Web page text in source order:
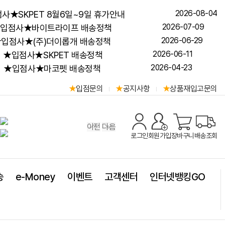
★SKPET 8월6일~9일 휴가안내 2026-08-04
점사★바이트라이프 배송정책 2026-07-09
점사★(주)더이롭개 배송정책 2026-06-29
★입점사★SKPET 배송정책 2026-06-11
★입점사★마코펫 배송정책 2026-04-23
입점문의 공지사항 상품재입고문의
이전 다음
로그인회원가입장바구니 배송조회
e-Money 이벤트 고객센터 인터넷뱅킹GO